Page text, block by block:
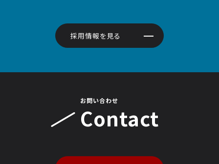
採用情報を見る
お問い合わせ
Contact